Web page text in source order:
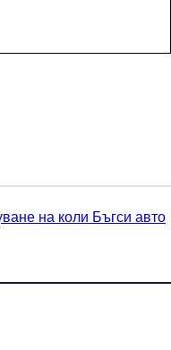
на коли Бъгси авто